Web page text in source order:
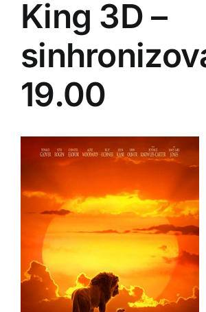
King 3D –
19.00